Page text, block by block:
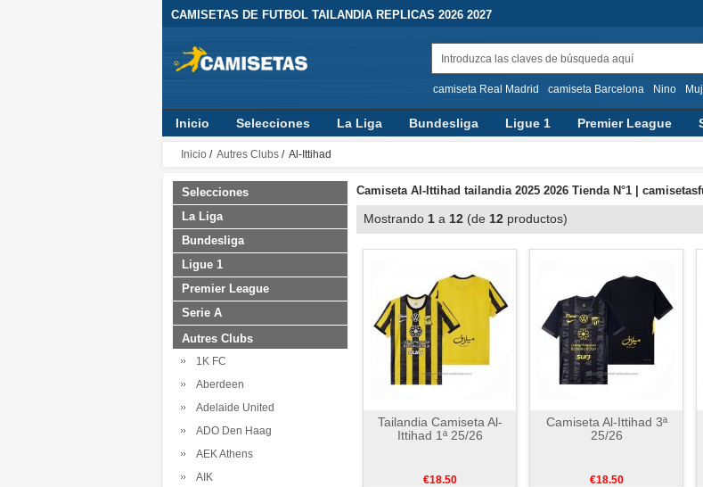
CAMISETAS DE FUTBOL TAILANDIA REPLICAS 2026 2027
camiseta Real Madrid camiseta Barcelona Nino
Inicio Selecciones La Liga Bundesliga Ligue 1 Premier League
Inicio / Autres Clubs / Al-Ittihad
Selecciones
La Liga
Bundesliga
Ligue 1
Premier League
Serie A
Autres Clubs
1K FC
Aberdeen
Adelaide United
ADO Den Haag
AEK Athens
AIK
Camiseta Al-Ittihad tailandia 2025 2026 Tienda N°1 |
Mostrando 1 a 12 (de 12 productos)
Tailandia Camiseta Al-
Ittihad 1ª 25/26
€18.50
Camiseta Al-Ittihad 3ª
25/26
€18.50